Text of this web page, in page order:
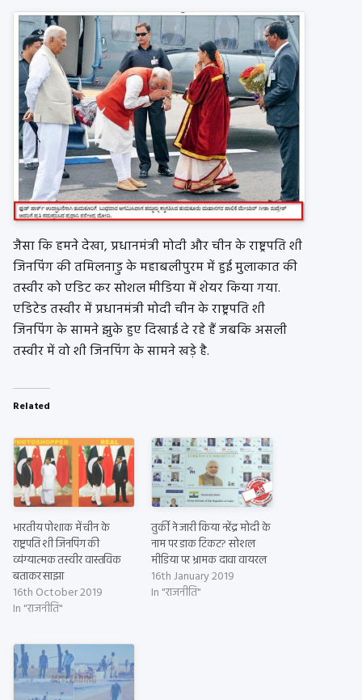
जैसा कि हमने देखा, प्रधानमंत्री मोदी और चीन के राष्ट्रपति शी
जिनपिंग की तमिलनाडु के महाबलीपुरम में हुई मुलाकात की
तस्वीर को एडिट कर सोशल मीडिया में शेयर किया गया.
एडिटेड तस्वीर में प्रधानमंत्री मोदी चीन के राष्ट्रपति शी
जिनपिंग के सामने झुके हुए दिखाई दे रहे हैं जबकि असली
तस्वीर में वो शी जिनपिंग के सामने खड़े है.
Related
भारतीय पोशाक में चीन के
राष्ट्रपति शी जिनपिंग की
व्यंग्यात्मक तस्वीर वास्तविक
बताकर साझा
16th October 2019
In "राजनीति"
तुर्की ने जारी किया नरेंद्र मोदी के
नाम पर डाक टिकट? सोशल
मीडिया पर भ्रामक दावा वायरल
16th January 2019
In "राजनीति"